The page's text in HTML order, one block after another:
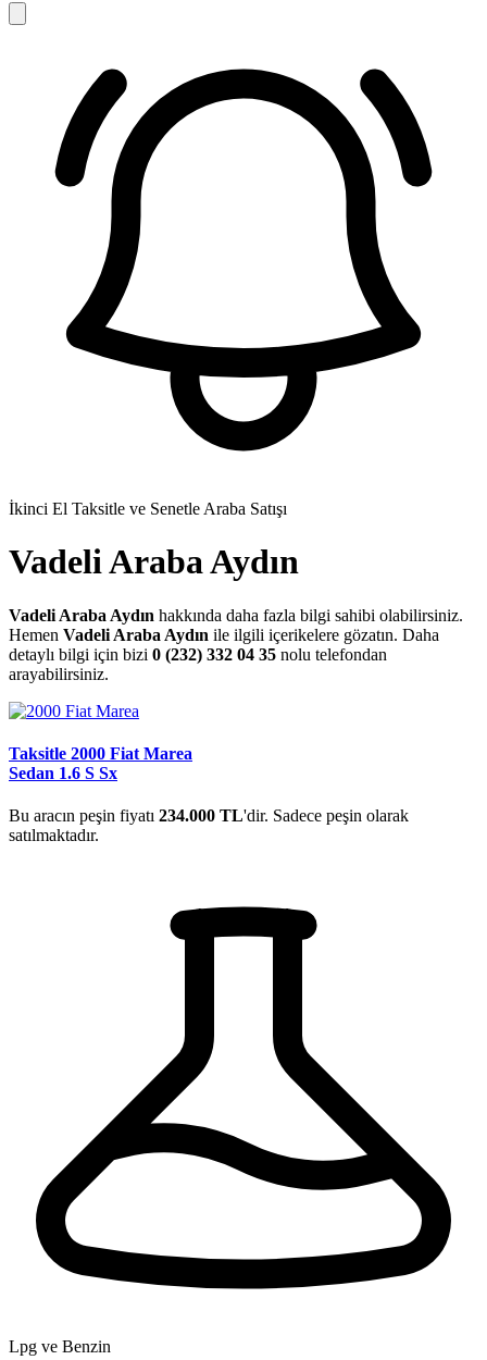
İkinci El Taksitle ve Senetle Araba Satışı
Vadeli Araba Aydın
Vadeli Araba Aydın hakkında daha fazla bilgi sahibi olabilirsiniz.
Hemen Vadeli Araba Aydın ile ilgili içerikelere gözatın. Daha
detaylı bilgi için bizi 0 (232) 332 04 35 nolu telefondan
arayabilirsiniz.
Taksitle 2000 Fiat Marea
Sedan 1.6 S Sx
Bu aracın peşin fiyatı 234.000 TL'dir. Sadece peşin olarak
satılmaktadır.
Lpg ve Benzin